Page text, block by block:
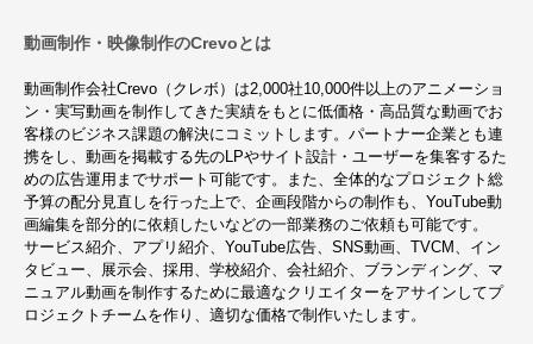
動画制作・映像制作のCrevoとは
動画制作会社Crevo（クレボ）は2,000社10,000件以上のアニメーショ
ン・実写動画を制作してきた実績をもとに低価格・高品質な動画でお
客様のビジネス課題の解決にコミットします。パートナー企業とも連
携をし、動画を掲載する先のLPやサイト設計・ユーザーを集客するた
めの広告運用までサポート可能です。また、全体的なプロジェクト総
予算の配分見直しを行った上で、企画段階からの制作も、YouTube動
画編集を部分的に依頼したいなどの一部業務のご依頼も可能です。
サービス紹介、アプリ紹介、YouTube広告、SNS動画、TVCM、イン
タビュー、展示会、採用、学校紹介、会社紹介、ブランディング、マ
ニュアル動画を制作するために最適なクリエイターをアサインしてプ
ロジェクトチームを作り、適切な価格で制作いたします。